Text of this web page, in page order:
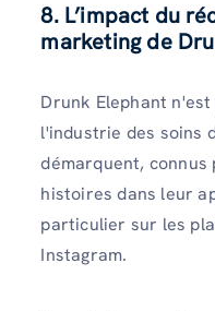
8. L’impact du
marketing de
Drunk Elephant
l'industrie des soins
démarquent,
histoires dans leur
particulier sur les
Instagram.